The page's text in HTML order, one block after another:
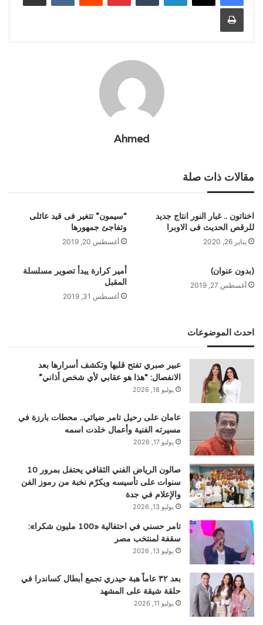
طباعة
Ahmed
مقالات ذات صلة
اخناتون .. غبار النور انتاج جديد
للرقص الحديث فى الاوبرا
يناير 26, 2020
“سيمون” تتغير فى قيد عائلى
وتفاجئ جمهورها
أغسطس 20, 2019
(بدون عنوان)
أغسطس 27, 2019
أمير كرارة يبدأ تصوير مسلسلة
المقبل
أغسطس 31, 2019
احدث الموضوعات
عبير صبري تفتح قلبها وتكشف أسرارها بعد
الانفصال: “هذا هو عقابي لأي شخص أذاني”
يوليو 18, 2026
عامان على رحيل تامر ضيائي.. محطات بارزة في
مسيرته الفنية وأعمال خلدت اسمه
يوليو 17, 2026
صالون الرياض الفني الثقافي يحتفل بمرور 10
سنوات على تأسيسه ويكرّم نخبة من رموز الفن
والإعلام في جدة
يوليو 13, 2026
تامر حسني في احتفالية «100 مليون شكرا»:
سقفة لمنتخب مصر
يوليو 13, 2026
بعد ٣٢ عاماً هبة حيدري تجمع أبطال كساندرا في
حلقة شيقة على المشهد
يوليو 11, 2026